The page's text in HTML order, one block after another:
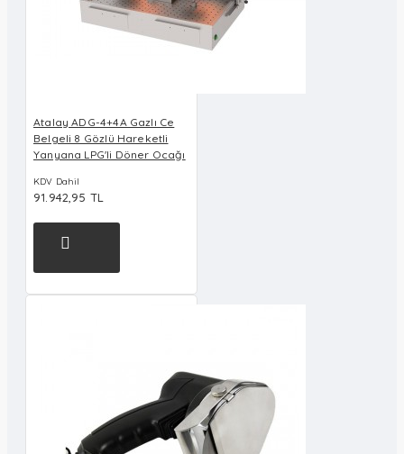
Atalay ADG-4+4A Gazlı Ce
Belgeli 8 Gözlü Hareketli
Yanyana LPG'li Döner Ocağı
KDV Dahil
91.942,95 TL